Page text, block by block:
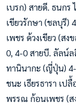
เบรก) สายดี. ธนกร
เขียวรักษา (ชลบุรี)
เพชร ด้วงเขียว (ส
0, 4-0 สายบี. ลัลน์
ทานินากะ (ญี่ปุ่น)
ชนะ เธียรธารา เป
พรรณ ก้อนเพชร (ส